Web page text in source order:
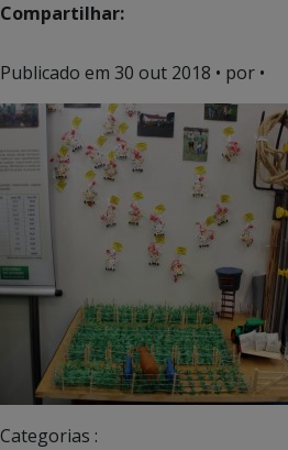
Compartilhar:
Publicado em 30 out 2018 • por •
Categorias :